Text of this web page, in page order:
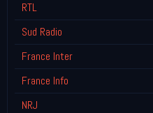
RTL
Sud Radio
France Inter
France Info
NRJ